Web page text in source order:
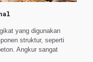
yang digunakan
struktur, seperti
Angkur sangat